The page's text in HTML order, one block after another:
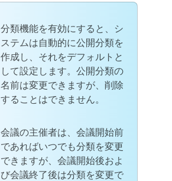
分類機能を有効にすると、シ
ステムは自動的に公開分類を
作成し、それをデフォルトと
して設定します。公開分類の
名前は変更できますが、削除
することはできません。
会議の主催者は、会議開始前
であればいつでも分類を変更
できますが、会議開始後およ
び会議終了後は分類を変更で